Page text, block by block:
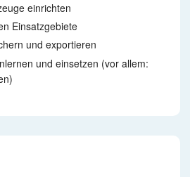
einrichten
Einsatzgebiete
und exportieren
und einsetzen (vor allem: